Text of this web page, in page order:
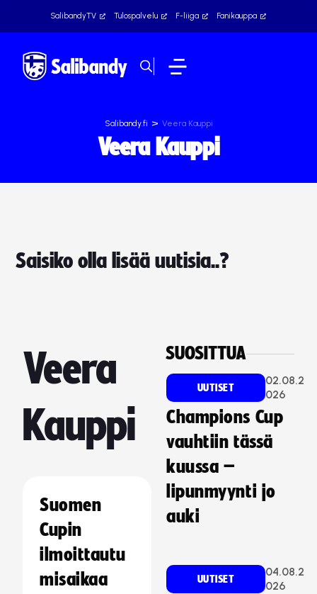
SalibandyTV Tulospalvelu F-liiga Fanikauppa
Salibandy.fi > Veera Kauppi
Veera Kauppi
Saisiko olla lisää uutisia..?
Veera
Kauppi
Suomen
Cupin
ilmoittautu
misaikaa
SUOSITTUA
UUTISET
02.08.2
026
Champions Cup
vauhtiin tässä
kuussa –
lipunmyynti jo
auki
UUTISET
04.08.2
026